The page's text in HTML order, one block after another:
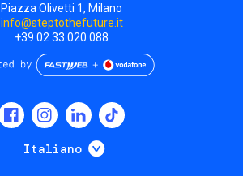
Piazza Olivetti 1, Milano
info@steptothefuture.it
+39 02 33 020 088
Italiano Mostra ulteriori